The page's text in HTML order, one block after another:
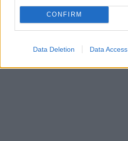
CONFIRM
Data Deletion Data Access